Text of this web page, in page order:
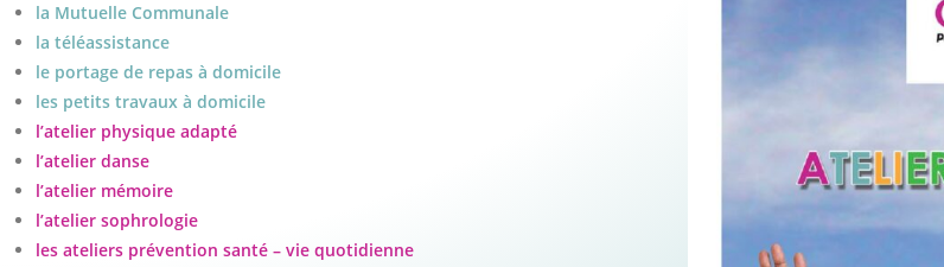
la Mutuelle Communale
la téléassistance
le portage de repas à domicile
les petits travaux à domicile
l’atelier physique adapté
l’atelier danse
l’atelier mémoire
l’atelier sophrologie
les ateliers prévention santé – vie quotidienne